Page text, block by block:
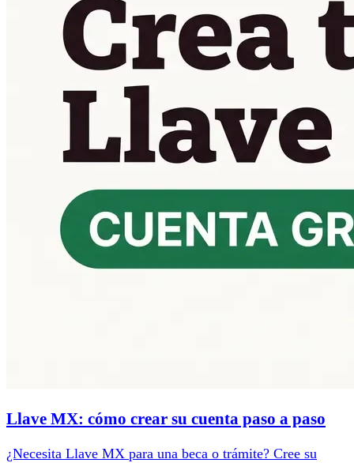
Llave MX: cómo crear su cuenta paso a paso
¿Necesita Llave MX para una beca o trámite? Cree su